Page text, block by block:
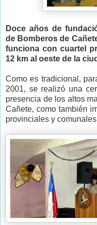
Doce años de
de Bomberos de
funciona con cuartel
12 km al oeste de la
Como es tradicional,
2001, se realizó una
presencia de los altos
Cañete, como también
provinciales y